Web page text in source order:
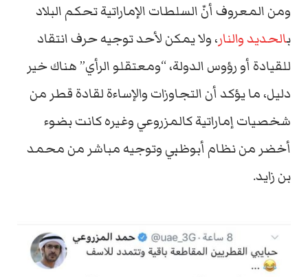
ومن المعروف أنّ السلطات الإماراتية تحكم البلاد
بالحديد والنار، ولا يمكن لأحد توجيه حرف انتقاد
للقيادة أو رؤوس الدولة، “ومعتقلو الرأي” هناك خير
دليل، ما يؤكد أن التجاوزات والإساءة لقادة قطر من
شخصيات إماراتية كالمزروعي وغيره كانت بضوء
أخضر من نظام أبوظبي وتوجيه مباشر من محمد
بن زايد.